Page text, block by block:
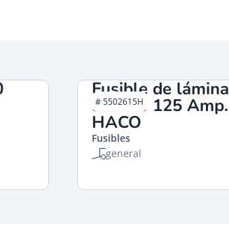
Fusible de lámina
aislado 125 Amp.
HACO
Fusibles
general
# 5502615H